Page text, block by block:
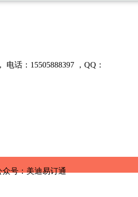
话：15505888397 ，QQ：
众号：美迪易订通